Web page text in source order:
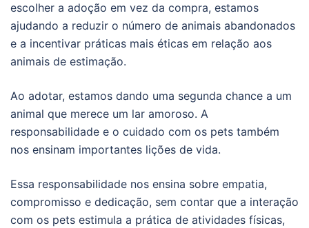
escolher a adoção em vez da compra, estamos
ajudando a reduzir o número de animais abandonados
e a incentivar práticas mais éticas em relação aos
animais de estimação.
Ao adotar, estamos dando uma segunda chance a um
animal que merece um lar amoroso. A
responsabilidade e o cuidado com os pets também
nos ensinam importantes lições de vida.
Essa responsabilidade nos ensina sobre empatia,
compromisso e dedicação, sem contar que a interação
com os pets estimula a prática de atividades físicas,